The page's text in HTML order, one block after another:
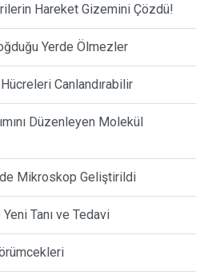
Hareket Gizemini Çözdü!
Yerde Ölmezler
Canlandırabilir
Düzenleyen Molekül
Mikroskop Geliştirildi
Tanı ve Tedavi